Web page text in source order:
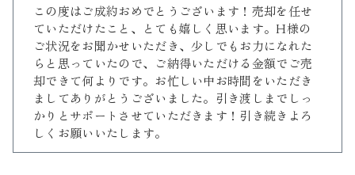
この度はご成約おめでとうございます！売却を任せ
ていただけたこと、とても嬉しく思います。H様の
ご状況をお聞かせいただき、少しでもお力になれた
らと思っていたので、ご納得いただける金額でご売
却できて何よりです。お忙しい中お時間をいただき
ましてありがとうございました。引き渡しまでしっ
かりとサポートさせていただきます！引き続きよろ
しくお願いいたします。